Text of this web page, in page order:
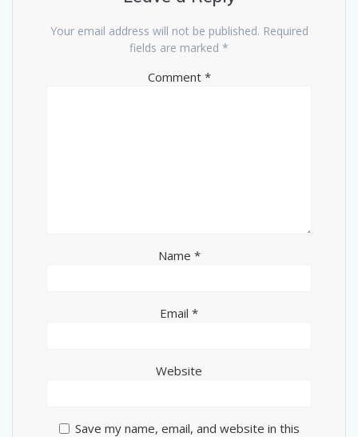
Your email address will not be published. Required
fields are marked *
Comment *
Name *
Email *
Website
Save my name, email, and website in this